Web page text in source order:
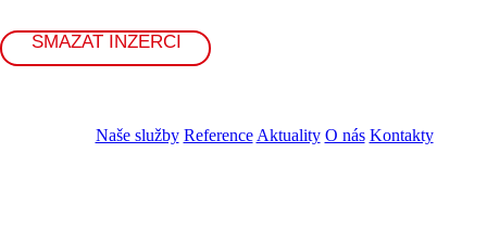
SMAZAT INZERCI
Naše služby Reference Aktuality O nás Kontakty